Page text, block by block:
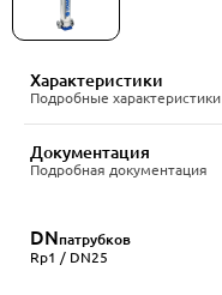
Характеристики
Подробные характеристики
Документация
Подробная документация
DNпатрубков
Rp1 / DN25